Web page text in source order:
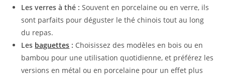
Les verres à thé : Souvent en porcelaine ou en verre, ils
sont parfaits pour déguster le thé chinois tout au long
du repas.
Les baguettes : Choisissez des modèles en bois ou en
bambou pour une utilisation quotidienne, et préférez les
versions en métal ou en porcelaine pour un effet plus